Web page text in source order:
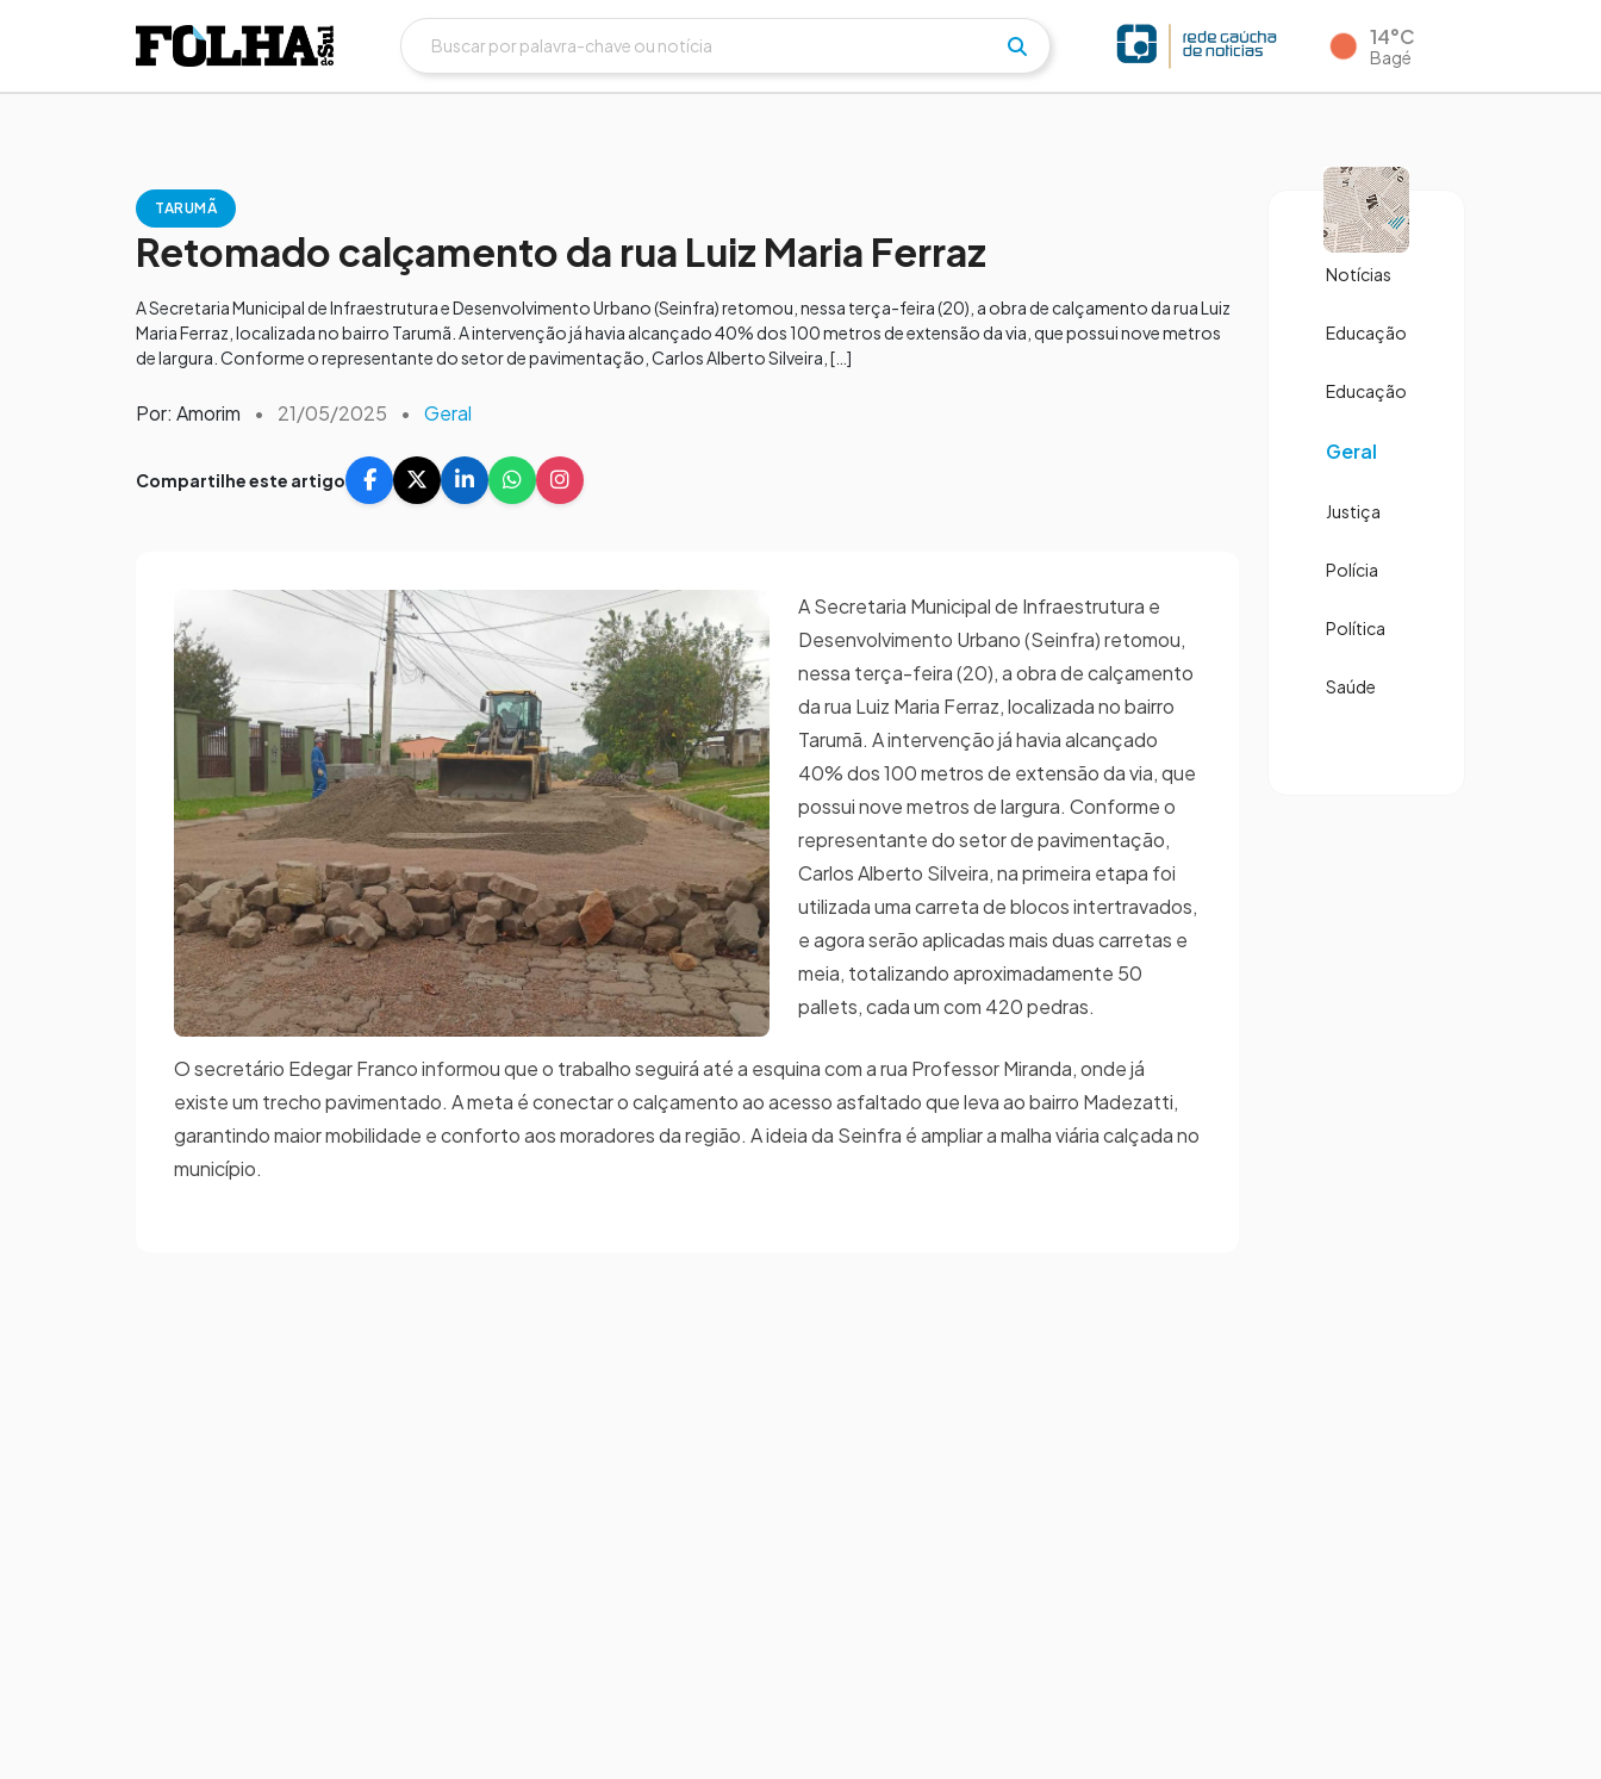
14°C
Bagé
TARUMÃ
Retomado calçamento da rua Luiz Maria Ferraz
A Secretaria Municipal de Infraestrutura e Desenvolvimento Urbano (Seinfra) retomou, nessa terça-feira (20), a obra de calçamento da rua Luiz
Maria Ferraz, localizada no bairro Tarumã. A intervenção já havia alcançado 40% dos 100 metros de extensão da via, que possui nove metros
de largura. Conforme o representante do setor de pavimentação, Carlos Alberto Silveira, […]
Por: Amorim • 21/05/2025 • Geral
Compartilhe este artigo
A Secretaria Municipal de Infraestrutura e
Desenvolvimento Urbano (Seinfra) retomou,
nessa terça-feira (20), a obra de calçamento
da rua Luiz Maria Ferraz, localizada no bairro
Tarumã. A intervenção já havia alcançado
40% dos 100 metros de extensão da via, que
possui nove metros de largura. Conforme o
representante do setor de pavimentação,
Carlos Alberto Silveira, na primeira etapa foi
utilizada uma carreta de blocos intertravados,
e agora serão aplicadas mais duas carretas e
meia, totalizando aproximadamente 50
pallets, cada um com 420 pedras.
O secretário Edegar Franco informou que o trabalho seguirá até a esquina com a rua Professor Miranda, onde já
existe um trecho pavimentado. A meta é conectar o calçamento ao acesso asfaltado que leva ao bairro Madezatti,
garantindo maior mobilidade e conforto aos moradores da região. A ideia da Seinfra é ampliar a malha viária calçada no
município.
Notícias
Educação
Educação
Geral
Justiça
Polícia
Política
Saúde